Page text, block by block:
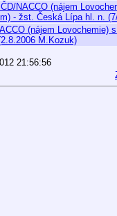
NACCO (nájem
- žst. Česká Lípa hl. n.
(nájem
M.Kozuk)
21:56:56